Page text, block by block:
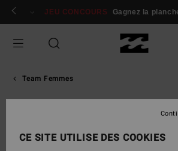
Aller
Se connecter / s'inscrire
JEU CONCOURS Gagnez la
Team Femmes
Équipe Féminine De
Billabong
CE SITE UTILISE DES COOKIES